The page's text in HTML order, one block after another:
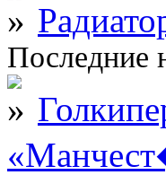
Последние